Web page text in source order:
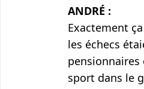
ANDRÉ :
Exactement
les échecs
pensionnaires
sport dans le